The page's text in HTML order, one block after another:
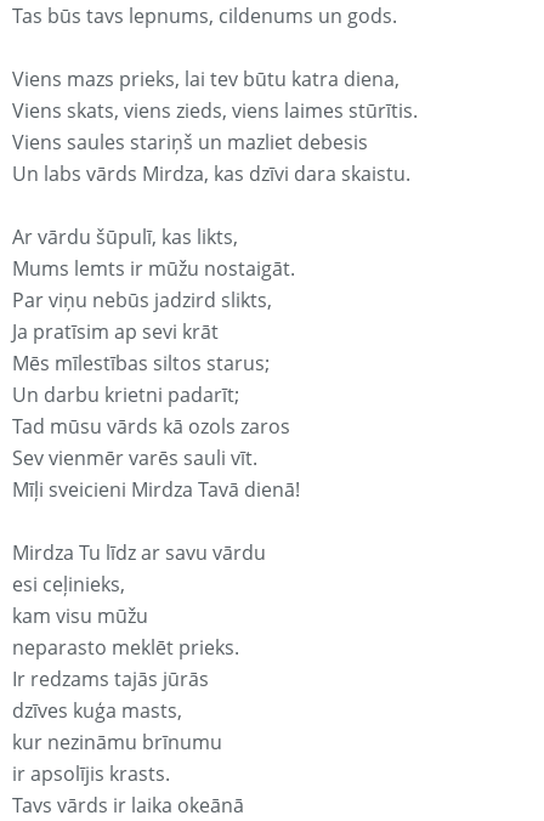
Tas būs tavs lepnums, cildenums un gods.
Viens mazs prieks, lai tev būtu katra diena,
Viens skats, viens zieds, viens laimes stūrītis.
Viens saules stariņš un mazliet debesis
Un labs vārds Mirdza, kas dzīvi dara skaistu.
Ar vārdu šūpulī, kas likts,
Mums lemts ir mūžu nostaigāt.
Par viņu nebūs jadzird slikts,
Ja pratīsim ap sevi krāt
Mēs mīlestības siltos starus;
Un darbu krietni padarīt;
Tad mūsu vārds kā ozols zaros
Sev vienmēr varēs sauli vīt.
Mīļi sveicieni Mirdza Tavā dienā!
Mirdza Tu līdz ar savu vārdu
esi ceļinieks,
kam visu mūžu
neparasto meklēt prieks.
Ir redzams tajās jūrās
dzīves kuģa masts,
kur nezināmu brīnumu
ir apsolījis krasts.
Tavs vārds ir laika okeānā